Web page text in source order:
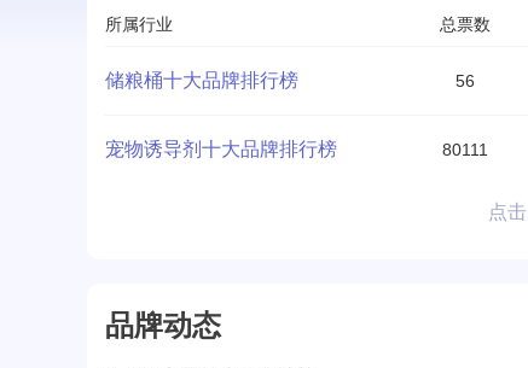
所属行业 总票数
储粮桶十大品牌排行榜 56
宠物诱导剂十大品牌排行榜 80111
点
品牌动态